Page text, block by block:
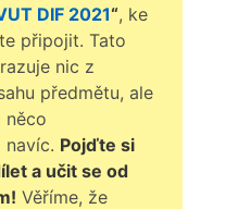
DIF 2021“, ke
připojit. Tato
nic z
předmětu, ale
něco
navíc. Pojďte si
a učit se od
Věříme, že